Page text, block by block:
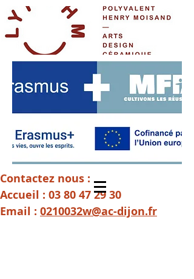
Contactez nous :
Accueil : 03 80 47 29 30
Email : 0210032w@ac-dijon.fr